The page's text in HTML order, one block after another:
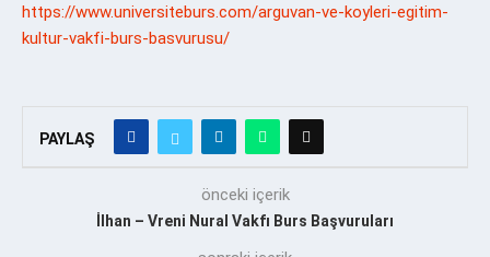
https://www.universiteburs.com/arguvan-ve-koyleri-egitim-
kultur-vakfi-burs-basvurusu/
PAYLAŞ
önceki içerik
İlhan – Vreni Nural Vakfı Burs Başvuruları